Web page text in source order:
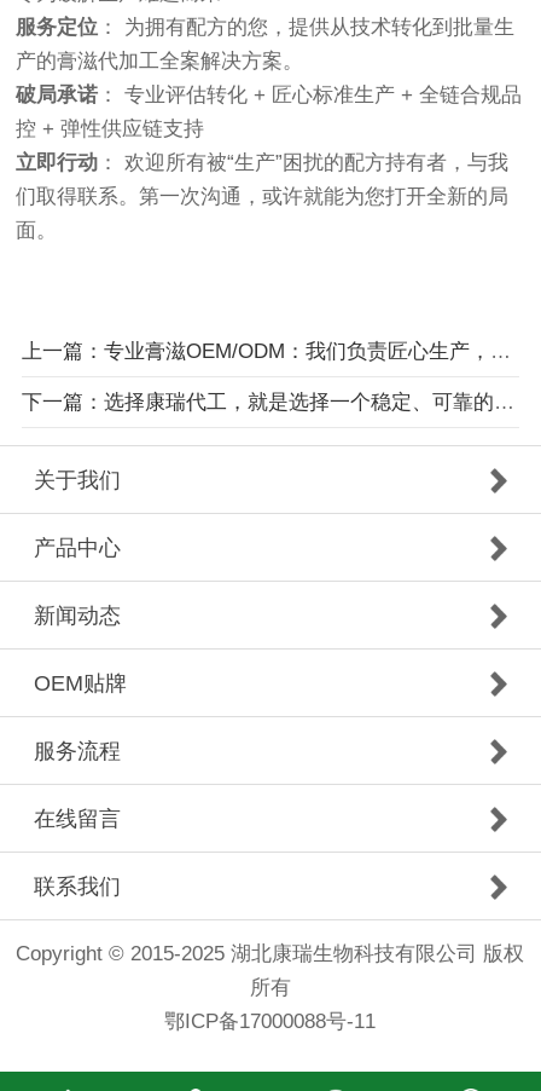
服务定位 ： 为拥有配方的您，提供从技术转化到批量生
产的膏滋代加工全案解决方案。
破局承诺 ： 专业评估转化 + 匠心标准生产 + 全链合规品
控 + 弹性供应链支持
立即行动 ： 欢迎所有被“生产”困扰的配方持有者，与我
们取得联系。第一次沟通，或许就能为您打开全新的局
面。
上一篇：专业膏滋OEM/ODM：我们负责匠心生产，您专注品牌营销
下一篇：选择康瑞代工，就是选择一个稳定、可靠的膏滋品质后盾
关于我们
产品中心
新闻动态
OEM贴牌
服务流程
在线留言
联系我们
Copyright © 2015-2025 湖北康瑞生物科技有限公司 版权
所有
鄂ICP备17000088号-11